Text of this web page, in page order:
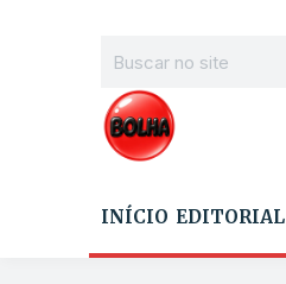
INÍCIO EDITORIAL